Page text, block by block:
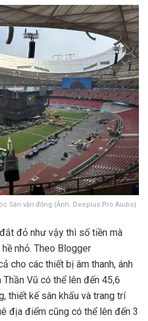
Sân vận động (Ảnh: Deeplus Pro Audio)
đỏ như vậy thì số tiền mà
nhỏ. Theo Blogger
cho các thiết bị âm thanh, ánh
Vũ có thể lên đến 45,6
thiết kế sân khấu và trang trí
địa điểm cũng có thể lên đến 3